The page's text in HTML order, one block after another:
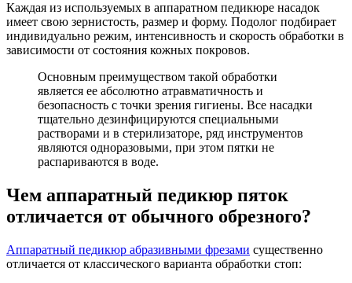
Каждая из используемых в аппаратном педикюре насадок
имеет свою зернистость, размер и форму. Подолог подбирает
индивидуально режим, интенсивность и скорость обработки в
зависимости от состояния кожных покровов.
Основным преимуществом такой обработки
является ее абсолютно атравматичность и
безопасность с точки зрения гигиены. Все насадки
тщательно дезинфицируются специальными
растворами и в стерилизаторе, ряд инструментов
являются одноразовыми, при этом пятки не
распариваются в воде.
Чем аппаратный педикюр пяток
отличается от обычного обрезного?
Аппаратный педикюр абразивными фрезами существенно
отличается от классического варианта обработки стоп: